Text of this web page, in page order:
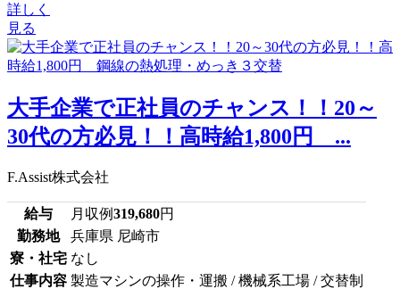
詳しく
見る
大手企業で正社員のチャンス！！20～
30代の方必見！！高時給1,800円 ...
F.Assist株式会社
給与 月収例319,680円
勤務地
兵庫県 尼崎市
寮・社宅 なし
仕事内容 製造マシンの操作・運搬 / 機械系工場 / 交替制